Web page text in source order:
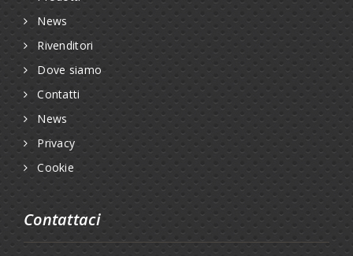
News
Rivenditori
Dove siamo
Contatti
News
Privacy
Cookie
Contattaci